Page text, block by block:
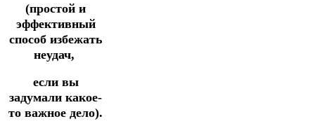
(простой и
эффективный
способ избежать
неудач,
если вы
задумали какое-
то важное дело).